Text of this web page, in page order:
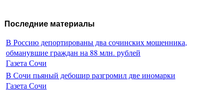
Последние материалы
В Россию депортированы два сочинских мошенника,
обманувшие граждан на 88 млн. рублей
Газета Сочи
В Сочи пьяный дебошир разгромил две иномарки
Газета Сочи